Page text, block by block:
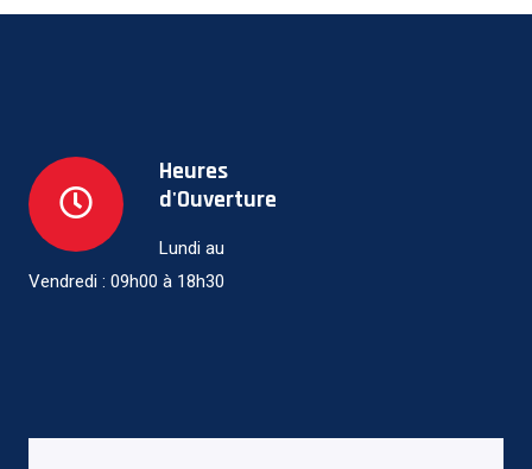
Heures
d'Ouverture
Lundi au
Vendredi : 09h00 à 18h30